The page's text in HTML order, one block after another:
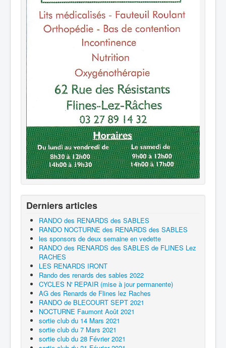
Derniers articles
RANDO des RENARDS des SABLES
RANDO NOCTURNE des RENARDS des SABLES
les sponsors de deux semaine en vedette
RANDO des RENARDS des SABLES de FLINES Lez
RACHES
LES RENARDS IRONT
Rando des renards des sables 2022
CYCLES N' REPAIR (mise à jour permanente)
AG des Renards de Flines lez Raches
RANDO de BLECOURT SEPT 2021
NOCTURNE Faumont Août 2021
sortie club du 14 Mars 2021
sortie club du 7 Mars 2021
sortie club du 28 Février 2021